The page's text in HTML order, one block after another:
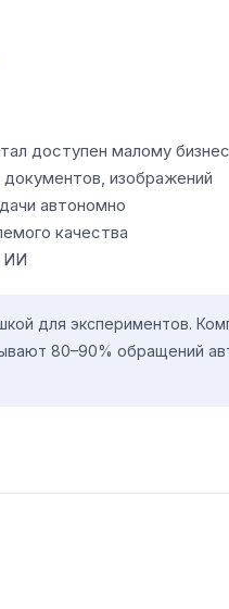
доступен малому
изображений
автономно
качества
ИИ
для экспериментов.
80–90% обращений